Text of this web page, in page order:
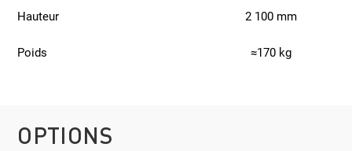
Hauteur 2 100 mm
Poids ≈170 kg
OPTIONS